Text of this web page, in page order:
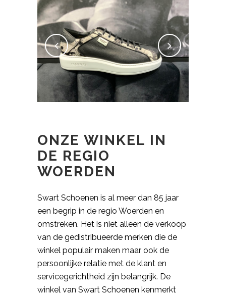
ONZE WINKEL IN
DE REGIO
WOERDEN
Swart Schoenen is al meer dan 85 jaar
een begrip in de regio Woerden en
omstreken. Het is niet alleen de verkoop
van de gedistribueerde merken die de
winkel populair maken maar ook de
persoonlijke relatie met de klant en
servicegerichtheid zijn belangrijk. De
winkel van Swart Schoenen kenmerkt